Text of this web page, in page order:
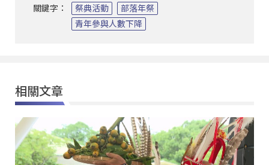
關鍵字： 祭典活動
部落年祭
青年參與人數下降
相關文章